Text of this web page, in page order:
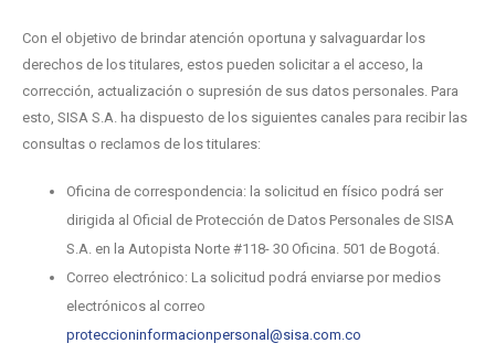
Con el objetivo de brindar atención oportuna y salvaguardar los
derechos de los titulares, estos pueden solicitar a el acceso, la
corrección, actualización o supresión de sus datos personales. Para
esto, SISA S.A. ha dispuesto de los siguientes canales para recibir las
consultas o reclamos de los titulares:
Oficina de correspondencia: la solicitud en físico podrá ser
dirigida al Oficial de Protección de Datos Personales de SISA
S.A. en la Autopista Norte #118- 30 Oficina. 501 de Bogotá.
Correo electrónico: La solicitud podrá enviarse por medios
electrónicos al correo
proteccioninformacionpersonal@sisa.com.co